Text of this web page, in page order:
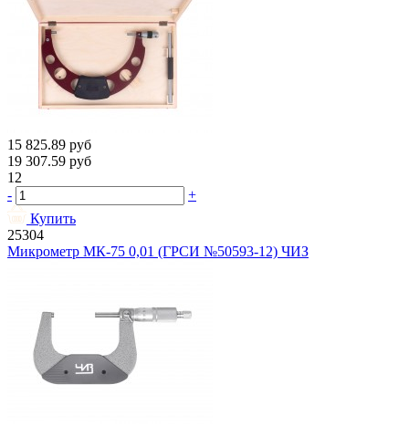
15 825.89 руб
19 307.59 руб
12
-
+
Купить
25304
Микрометр МК-75 0,01 (ГРСИ №50593-12) ЧИЗ